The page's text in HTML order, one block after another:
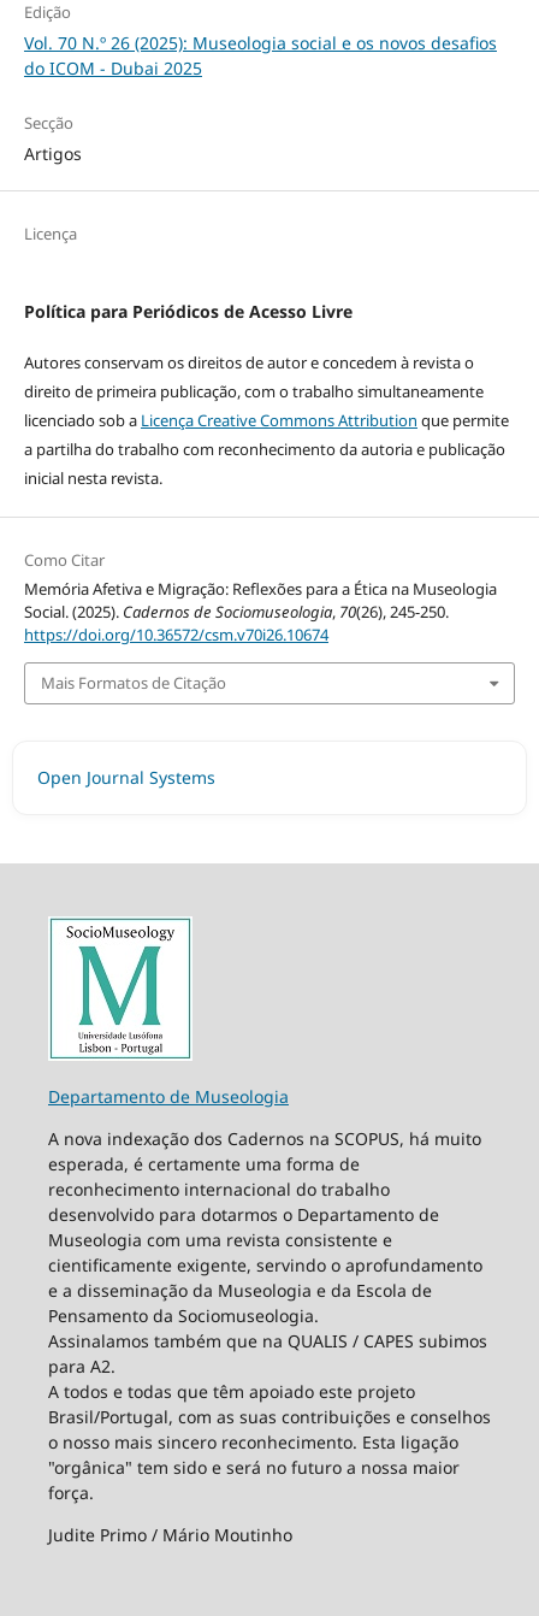
Edição
Vol. 70 N.º 26 (2025): Museologia social e os novos desafios
do ICOM - Dubai 2025
Secção
Artigos
Licença
Política para Periódicos de Acesso Livre
Autores conservam os direitos de autor e concedem à revista o
direito de primeira publicação, com o trabalho simultaneamente
licenciado sob a Licença Creative Commons Attribution que permite
a partilha do trabalho com reconhecimento da autoria e publicação
inicial nesta revista.
Como Citar
Memória Afetiva e Migração: Reflexões para a Ética na Museologia
Social. (2025). Cadernos de Sociomuseologia, 70(26), 245-250.
https://doi.org/10.36572/csm.v70i26.10674
Mais Formatos de Citação
Open Journal Systems
Departamento de Museologia
A nova indexação dos Cadernos na SCOPUS, há muito
esperada, é certamente uma forma de
reconhecimento internacional do trabalho
desenvolvido para dotarmos o Departamento de
Museologia com uma revista consistente e
cientificamente exigente, servindo o aprofundamento
e a disseminação da Museologia e da Escola de
Pensamento da Sociomuseologia.
Assinalamos também que na QUALIS / CAPES subimos
para A2.
A todos e todas que têm apoiado este projeto
Brasil/Portugal, com as suas contribuições e conselhos
o nosso mais sincero reconhecimento. Esta ligação
"orgânica" tem sido e será no futuro a nossa maior
força.
Judite Primo / Mário Moutinho